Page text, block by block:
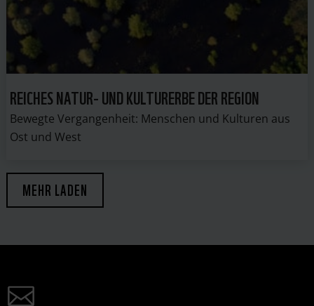
REICHES NATUR- UND KULTURERBE DER REGION
Bewegte Vergangenheit: Menschen und Kulturen aus
Ost und West
MEHR LADEN